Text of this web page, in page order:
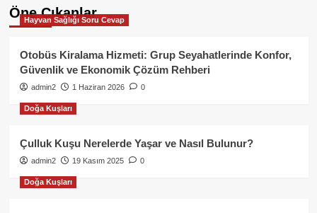
Öne Çıkanlar
Hayvan Sağlığı Soru Cevap
Otobüs Kiralama Hizmeti: Grup Seyahatlerinde Konfor,
Güvenlik ve Ekonomik Çözüm Rehberi
admin2 1 Haziran 2026 0
Doğa Kuşları
Çulluk Kuşu Nerelerde Yaşar ve Nasıl Bulunur?
admin2 19 Kasım 2025 0
Doğa Kuşları